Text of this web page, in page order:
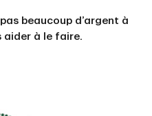
beaucoup d’argent à
aider à le faire.